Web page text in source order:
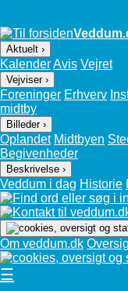
Aktuelt ›
KalenderAvis Vejret
Vejviser ›
Foreninger Erhverv
midtby
Billeder ›
Oplandet Midtbyen
Begivenheder
Beskrivelse ›
Veddum i dag Historie
Om veddum.dk
☰